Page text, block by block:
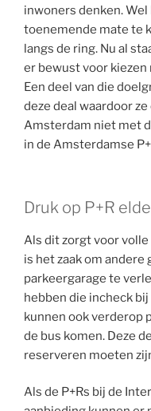
inwoners denken.
toenemende mate te
langs de ring. Nu al
er bewust voor kiezen
Een deel van die
deze deal waardoor
Amsterdam niet met
in de Amsterdamse
Druk op P+R
Als dit zorgt voor volle
is het zaak om andere
parkeergarage te
hebben die incheck
kunnen ook verderop
de bus komen. Deze
reserveren moeten
Als de P+Rs bij de